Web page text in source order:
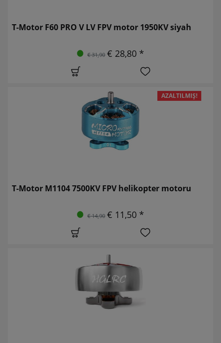
T-Motor F60 PRO V LV FPV motor 1950KV siyah
€ 31,90 € 28,80 *
AZALTILMIŞ!
T-Motor M1104 7500KV FPV helikopter motoru
€ 14,90 € 11,50 *